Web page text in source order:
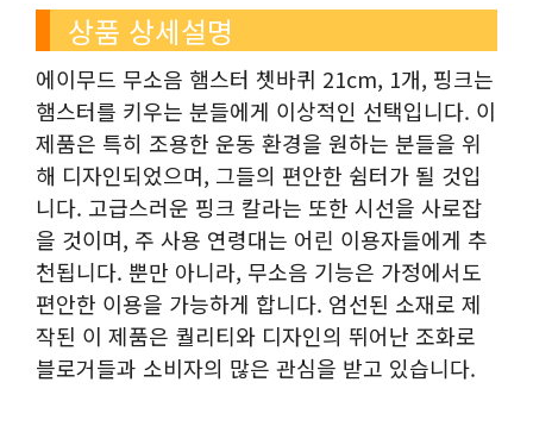
상품 상세설명
에이무드 무소음 햄스터 쳇바퀴 21cm, 1개, 핑크는
햄스터를 키우는 분들에게 이상적인 선택입니다. 이
제품은 특히 조용한 운동 환경을 원하는 분들을 위
해 디자인되었으며, 그들의 편안한 쉼터가 될 것입
니다. 고급스러운 핑크 칼라는 또한 시선을 사로잡
을 것이며, 주 사용 연령대는 어린 이용자들에게 추
천됩니다. 뿐만 아니라, 무소음 기능은 가정에서도
편안한 이용을 가능하게 합니다. 엄선된 소재로 제
작된 이 제품은 퀄리티와 디자인의 뛰어난 조화로
블로거들과 소비자의 많은 관심을 받고 있습니다.